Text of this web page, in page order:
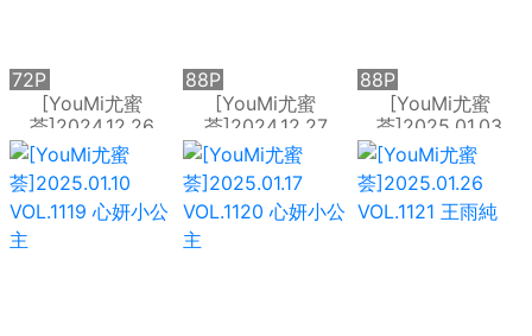
[YouMi尤蜜
荟]2024.12.26
VOL.1116 小海臀
Rena
72P
[YouMi尤蜜
荟]2024.12.27
VOL.1117 心妍小公
主
88P
[YouMi尤蜜
荟]2025.01.03
VOL.1118 王雨純
88P